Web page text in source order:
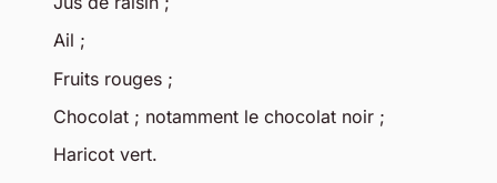
Ail ;
Fruits rouges ;
Chocolat ; notamment le chocolat noir ;
Haricot vert.